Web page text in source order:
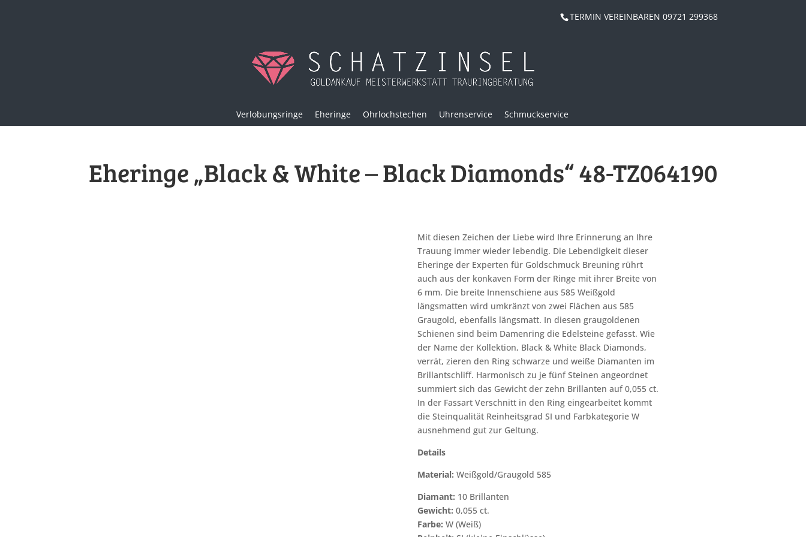
TERMIN VEREINBAREN 09721 299368
Verlobungsringe Eheringe Ohrlochstechen Uhrenservice Schmuckservice
Eheringe „Black & White – Black Diamonds“ 48-TZ064190
Mit diesen Zeichen der Liebe wird Ihre Erinnerung an Ihre
Trauung immer wieder lebendig. Die Lebendigkeit dieser
Eheringe der Experten für Goldschmuck Breuning rührt
auch aus der konkaven Form der Ringe mit ihrer Breite von
6 mm. Die breite Innenschiene aus 585 Weißgold
längsmatten wird umkränzt von zwei Flächen aus 585
Graugold, ebenfalls längsmatt. In diesen graugoldenen
Schienen sind beim Damenring die Edelsteine gefasst. Wie
der Name der Kollektion, Black & White Black Diamonds,
verrät, zieren den Ring schwarze und weiße Diamanten im
Brillantschliff. Harmonisch zu je fünf Steinen angeordnet
summiert sich das Gewicht der zehn Brillanten auf 0,055 ct.
In der Fassart Verschnitt in den Ring eingearbeitet kommt
die Steinqualität Reinheitsgrad SI und Farbkategorie W
ausnehmend gut zur Geltung.
Details
Material: Weißgold/Graugold 585
Diamant: 10 Brillanten
Gewicht: 0,055 ct.
Farbe: W (Weiß)